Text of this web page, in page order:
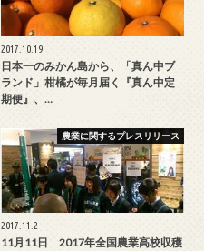
2017.10.19
日本一のみかん島から、「真ん中ブ
ランド」柑橘が毎月届く『真ん中定
期便』、…
農業に関するプレスリリース
2017.11.2
11月11日 2017年全国農業高校収穫